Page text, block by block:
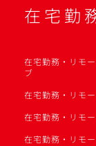
在宅勤
在宅勤務・リモ
ブ
在宅勤務・リモ
在宅勤務・リモ
在宅勤務・リモ